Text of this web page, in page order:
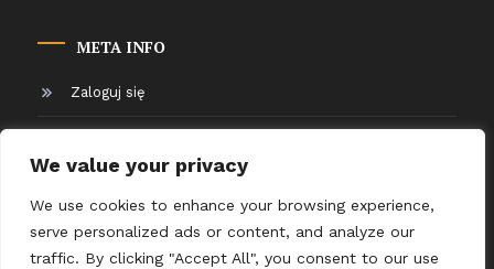
We value your privacy
We use cookies to enhance your browsing experience,
serve personalized ads or content, and analyze our
traffic. By clicking "Accept All", you consent to our use
META INFO
Zaloguj się
WordPress.org